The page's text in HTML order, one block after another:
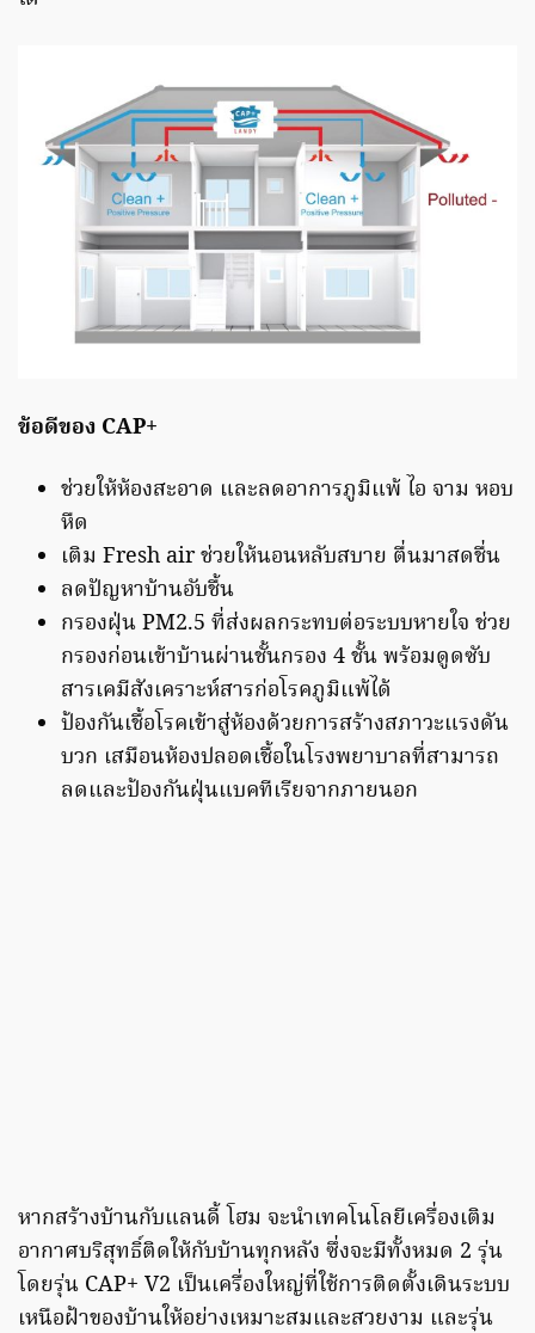
ข้อดีของ CAP+
ช่วยให้ห้องสะอาด และลดอาการภูมิแพ้ ไอ จาม หอบ
หืด
เติม Fresh air ช่วยให้นอนหลับสบาย ตื่นมาสดชื่น
ลดปัญหาบ้านอับชื้น
กรองฝุ่น PM2.5 ที่ส่งผลกระทบต่อระบบหายใจ ช่วย
กรองก่อนเข้าบ้านผ่านชั้นกรอง 4 ชั้น พร้อมดูดซับ
สารเคมีสังเคราะห์สารก่อโรคภูมิแพ้ได้
ป้องกันเชื้อโรคเข้าสู่ห้องด้วยการสร้างสภาวะแรงดัน
บวก เสมือนห้องปลอดเชื้อในโรงพยาบาลที่สามารถ
ลดและป้องกันฝุ่นแบคทีเรียจากภายนอก
หากสร้างบ้านกับแลนดี้ โฮม จะนำเทคโนโลยีเครื่องเติม
อากาศบริสุทธิ์ติดให้กับบ้านทุกหลัง ซึ่งจะมีทั้งหมด 2 รุ่น
โดยรุ่น CAP+ V2 เป็นเครื่องใหญ่ที่ใช้การติดตั้งเดินระบบ
เหนือฝ้าของบ้านให้อย่างเหมาะสมและสวยงาม และรุ่น